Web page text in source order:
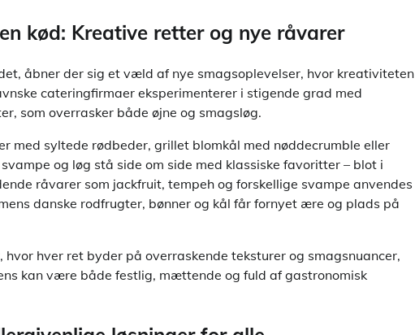
kød: Kreative retter og nye råvarer
åbner der sig et væld af nye smagsoplevelser, hvor kreativiteten
cateringfirmaer eksperimenterer i stigende grad med
som overrasker både øjne og smagsløg.
med syltede rødbeder, grillet blomkål med nøddecrumble eller
og løg stå side om side med klassiske favoritter – blot i
råvarer som jackfruit, tempeh og forskellige svampe anvendes
danske rodfrugter, bønner og kål får fornyet ære og plads på
hver ret byder på overraskende teksturer og smagsnuancer,
kan være både festlig, mættende og fuld af gastronomisk